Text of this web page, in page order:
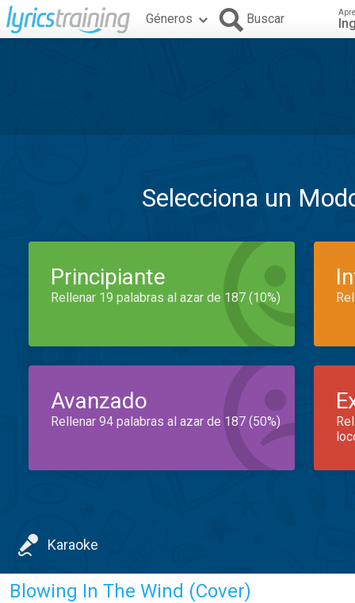
Géneros Buscar
Selecciona un
Principiante
Rellenar 19 palabras al azar de 187 (10%)
Avanzado
Rellenar 94 palabras al azar de 187 (50%)
Karaoke
Blowing In The Wind (Cover)